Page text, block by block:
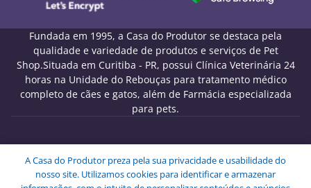
Fundada em 1995, a Casa do Produtor se destaca pela
qualidade e variedade de produtos e serviços de Pet
Shop.Situada em Curitiba - PR, possui Clínica Veterinária 24
horas na Unidade do Rebouças para tratamento médico
completo de cães e gatos, além de Farmácia especializada
para pets.
09.439.591/0001-72
Endereço: Rua Engenheiros Rebouças, 1826 - Rebouças -
A Casa do Produtor preza pela sua privacidade e usabilidade do
nosso site. Utilizamos cookies para identificar e armazenar